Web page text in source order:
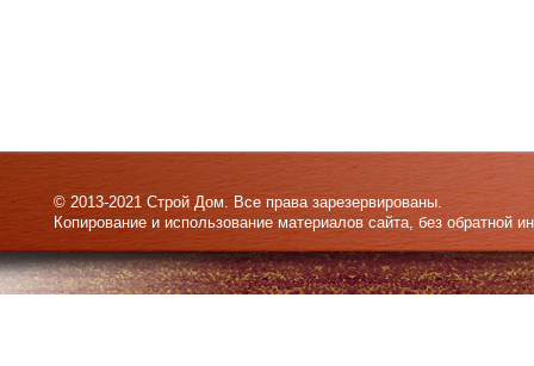
© 2013-2021 Строй Дом. Все права зарезервированы.
Копирование и использование материалов сайта, без обратной